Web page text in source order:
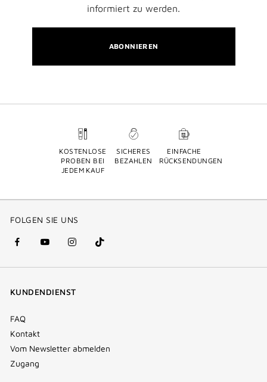
informiert zu werden.
ABONNIEREN
KOSTENLOSE
PROBEN BEI
JEDEM KAUF
SICHERES
BEZAHLEN
EINFACHE
RÜCKSENDUNGEN
FOLGEN SIE UNS
facebook
(new
youtube
(new
instagram
(new
Tik
Tok
KUNDENDIENST
FAQ
Kontakt
Vom Newsletter abmelden
Zugang